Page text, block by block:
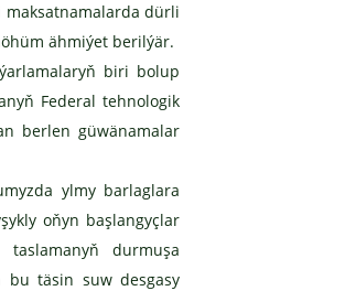
dürli
ähmiýet berilýär.
biri bolup
Federal tehnologik
berlen güwänamalar
ylmy barlaglara
oňyn başlangyçlar
durmuşa
bu täsin suw desgasy